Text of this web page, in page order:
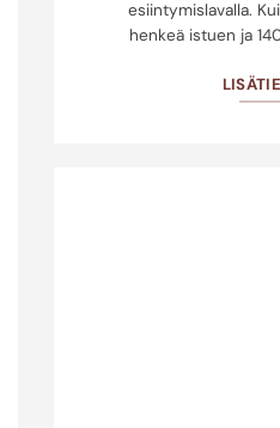
esiintymislavalla.
henkeä istuen ja